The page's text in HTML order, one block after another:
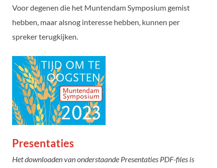
Voor degenen die het Muntendam Symposium gemist
hebben, maar alsnog interesse hebben, kunnen per
spreker terugkijken.
Presentaties
Het downloaden van onderstaande Presentaties PDF-files is